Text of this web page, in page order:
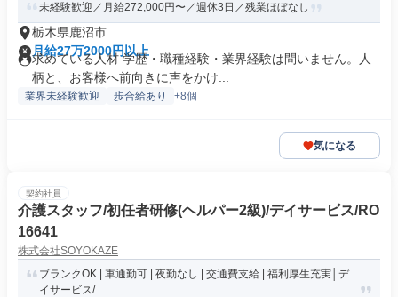
未経験歓迎／月給272,000円〜／週休3日／残業ほぼなし
栃木県鹿沼市
月給27万2000円以上
求めている人材 学歴・職種経験・業界経験は問いません。人
柄と、お客様へ前向きに声をかけ...
業界未経験歓迎 歩合給あり +8個
気になる
契約社員
介護スタッフ/初任者研修(ヘルパー2級)/デイサービス/RO
16641
株式会社SOYOKAZE
ブランクOK | 車通勤可 | 夜勤なし | 交通費支給 | 福利厚生充実│デ
イサービス/...